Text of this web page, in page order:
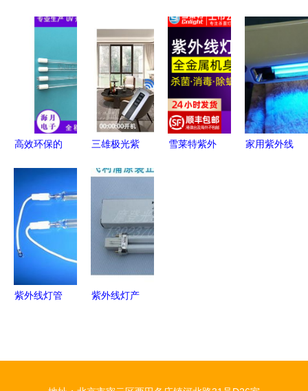
测的理想之
选
生受伤，紫
外消毒千万
注意这些！
业光源的最
佳选择
士”，你了
解多少？
高效环保的
外线杀菌
UV灯 直管
灯管批发新
选择
三雄极光紫
都需要它
雪莱特紫外
家用紫外线
紫外线灯管
紫外线灯产